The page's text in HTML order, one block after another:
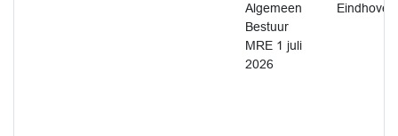
Algemeen
Bestuur
MRE 1 juli
2026
Eindhoven